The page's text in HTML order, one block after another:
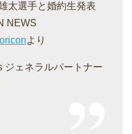
太選手と婚約生発表
NEWS
より
ェネラルパートナー